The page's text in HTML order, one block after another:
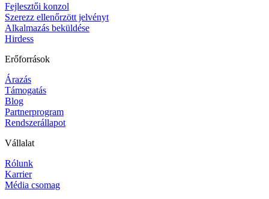
Fejlesztői konzol
Szerezz ellenőrzött jelvényt
Alkalmazás beküldése
Hirdess
Erőforrások
Árazás
Támogatás
Blog
Partnerprogram
Rendszerállapot
Vállalat
Rólunk
Karrier
Média csomag